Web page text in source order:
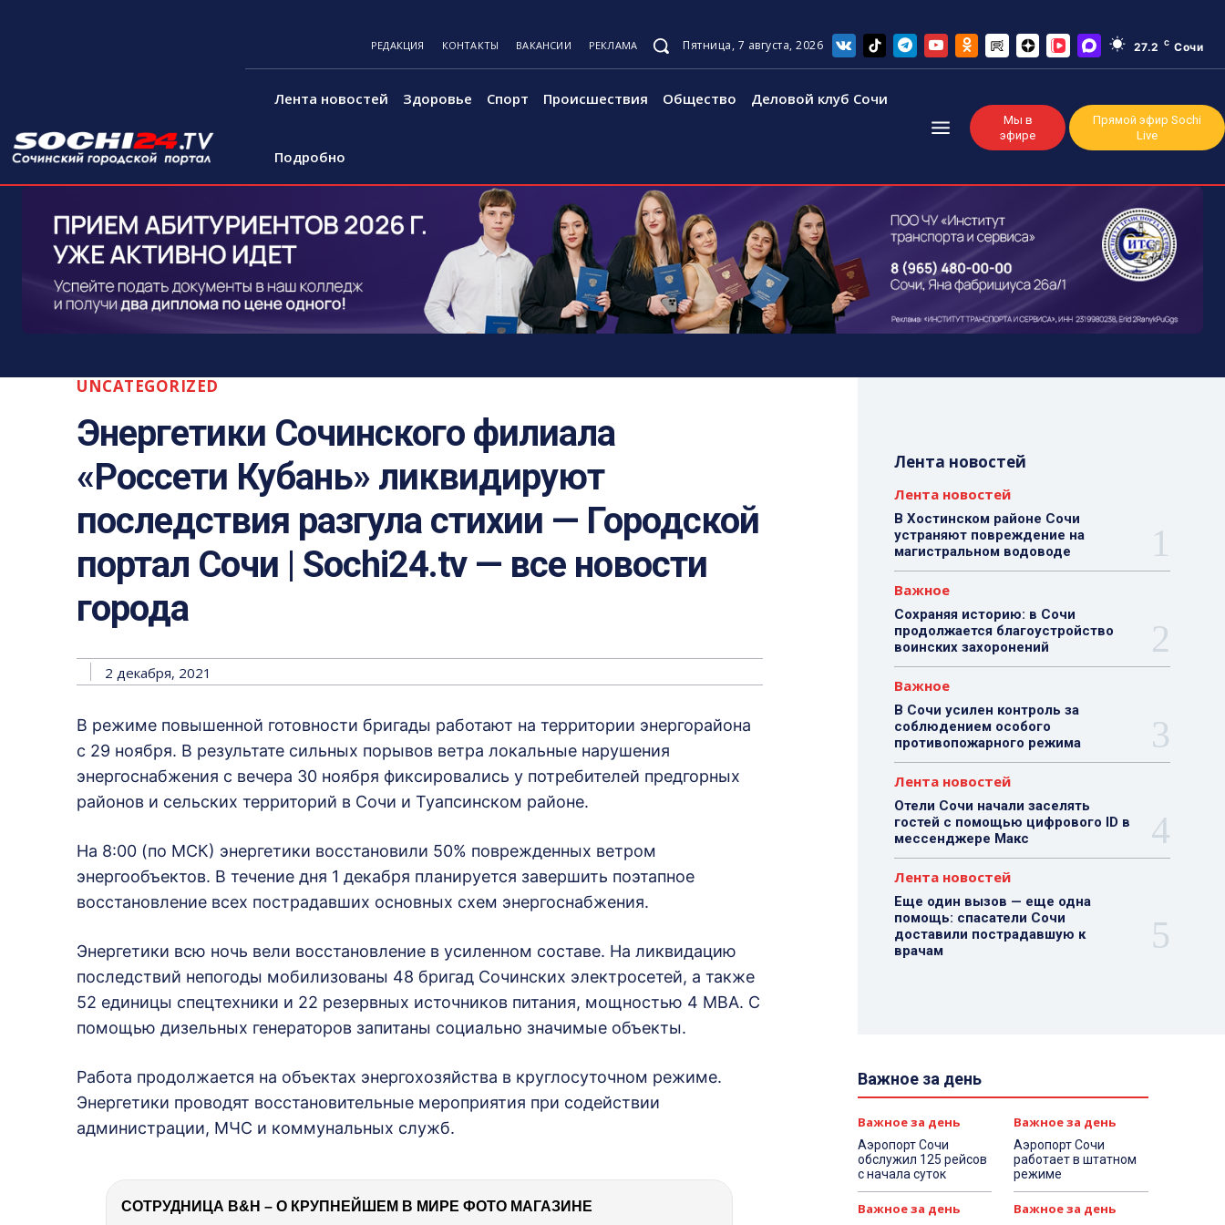
РЕДАКЦИЯ КОНТАКТЫ ВАКАНСИИ РЕКЛАМА Пятница, 7 августа, 2026 27.2 C Сочи
Лента новостей Здоровье Спорт Происшествия Общество Деловой клуб Сочи
Подробно
Мы в
эфире
Прямой эфир Sochi
Live
UNCATEGORIZED
Энергетики Сочинского филиала
«Россети Кубань» ликвидируют
последствия разгула стихии — Городской
портал Сочи | Sochi24.tv — все новости
города
2 декабря, 2021
В режиме повышенной готовности бригады работают на территории энергорайона
с 29 ноября. В результате сильных порывов ветра локальные нарушения
энергоснабжения с вечера 30 ноября фиксировались у потребителей предгорных
районов и сельских территорий в Сочи и Туапсинском районе.
На 8:00 (по МСК) энергетики восстановили 50% поврежденных ветром
энергообъектов. В течение дня 1 декабря планируется завершить поэтапное
восстановление всех пострадавших основных схем энергоснабжения.
Энергетики всю ночь вели восстановление в усиленном составе. На ликвидацию
последствий непогоды мобилизованы 48 бригад Сочинских электросетей, а также
52 единицы спецтехники и 22 резервных источников питания, мощностью 4 МВА. С
помощью дизельных генераторов запитаны социально значимые объекты.
Работа продолжается на объектах энергохозяйства в круглосуточном режиме.
Энергетики проводят восстановительные мероприятия при содействии
администрации, МЧС и коммунальных служб.
СОТРУДНИЦА B&H – О КРУПНЕЙШЕМ В МИРЕ ФОТО МАГАЗИНЕ
Лента новостей
Лента новостей
В Хостинском районе Сочи
устраняют повреждение на
магистральном водоводе
Важное
Сохраняя историю: в Сочи
продолжается благоустройство
воинских захоронений
Важное
В Сочи усилен контроль за
соблюдением особого
противопожарного режима
Лента новостей
Отели Сочи начали заселять
гостей с помощью цифрового ID в
мессенджере Макс
Лента новостей
Еще один вызов — еще одна
помощь: спасатели Сочи
доставили пострадавшую к
врачам
Важное за день
Важное за день
Аэропорт Сочи
обслужил 125 рейсов
с начала суток
Важное за день
Аэропорт Сочи
работает в штатном
режиме
Важное за день Важное за день